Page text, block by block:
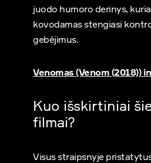
juodo humoro derinys,
kovodamas stengiasi
gebėjimus.
Venomas (Venom (2018))
Kuo išskirtiniai
filmai?
Visus straipsnyje